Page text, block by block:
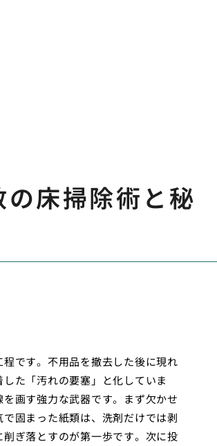
床掃除術と秘
です。不用品を撤去した後に現れ
た「汚れの要塞」と化していま
画す強力な武器です。まず欠かせ
固まった紙類は、洗剤だけでは剥
ぎ落とすのが第一歩です。次に投